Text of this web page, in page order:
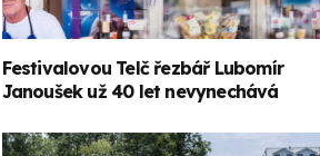
Festivalovou Telč řezbář Lubomír
Janoušek už 40 let nevynechává